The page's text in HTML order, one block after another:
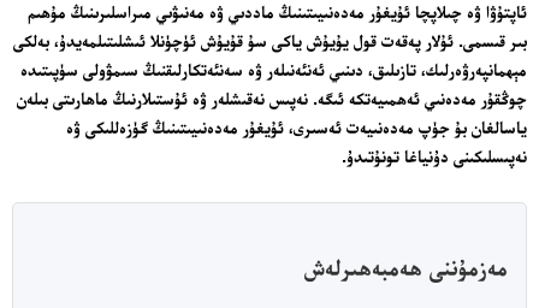
ئاپتۇۋا ۋە چىلاپچا ئۇيغۇر مەدەنىيىتىنىڭ ماددىي ۋە مەنىۋىي مىراسلىرىنىڭ مۇھىم
بىر قىسمى. ئۇلار پەقەت قول يۇيۇش ياكى سۇ قۇيۇش ئۈچۈنلا ئىشلىتىلمەيدۇ، بەلكى
مېھمانپەرۋەرلىك، تازىلىق، دىنىي ئەنئەنىلەر ۋە سەنئەتكارلىقنىڭ سىمۋولى سۈپىتىدە
چوڭقۇر مەدەنىي ئەھمىيەتكە ئىگە. نەپىس نەقىشلەر ۋە ئۇستىلارنىڭ ماھارىتى بىلەن
ياسالغان بۇ جۈپ مەدەنىيەت ئەسىرى، ئۇيغۇر مەدەنىيىتىنىڭ گۈزەللىكى ۋە
نەپىسلىكىنى دۇنياغا تونۇتىدۇ.
مەزمۇننى ھەمبەھىرلەش